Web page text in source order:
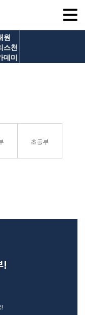
원
스천
데미
초등부
!